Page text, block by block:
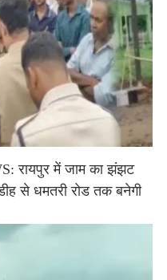
रायपुर में जाम का झंझट
से धमतरी रोड तक बनेगी